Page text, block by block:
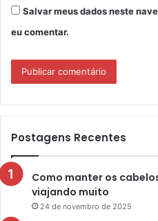
Salvar meus dados neste
eu comentar.
Postagens Recentes
Como manter os
viajando muito
24 de novembro de 2025